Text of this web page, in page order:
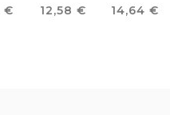
€ Prix
12,58 € Prix
14,64 €